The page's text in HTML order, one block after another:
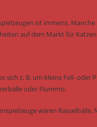
ist immens.
auf dem Markt für
sich z. B. um kleine Fell-
oder Flummis.
wären